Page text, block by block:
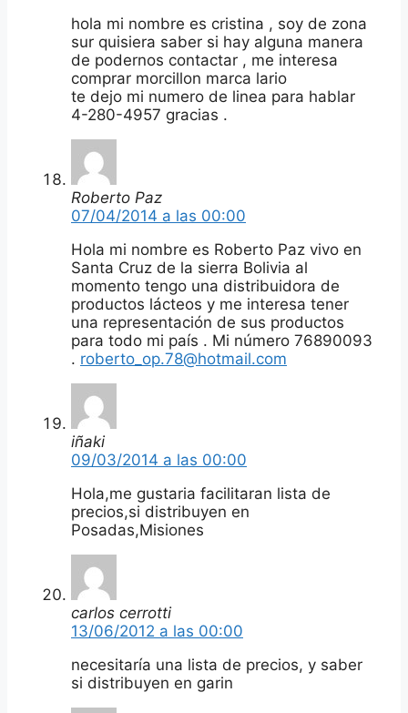
hola mi nombre es cristina , soy de zona
sur quisiera saber si hay alguna manera
de podernos contactar , me interesa
comprar morcillon marca lario
te dejo mi numero de linea para hablar
4-280-4957 gracias .
Roberto Paz
07/04/2014 a las 00:00
Hola mi nombre es Roberto Paz vivo en
Santa Cruz de la sierra Bolivia al
momento tengo una distribuidora de
productos lácteos y me interesa tener
una representación de sus productos
para todo mi país . Mi número 76890093
. roberto_op.78@hotmail.com
iñaki
09/03/2014 a las 00:00
Hola,me gustaria facilitaran lista de
precios,si distribuyen en
Posadas,Misiones
carlos cerrotti
13/06/2012 a las 00:00
necesitaría una lista de precios, y saber
si distribuyen en garin